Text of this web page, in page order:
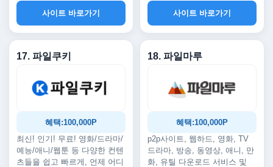
사이트 바로가기
사이트 바로가기
17. 파일쿠키
혜택:100,000P
최신! 인기! 무료! 영화/드라마/
예능/애니/웹툰 등 다양한 컨텐
츠들을 쉽고 빠르게, 언제 어디
18. 파일마루
혜택:100,000P
p2p사이트, 웹하드, 영화, TV
드라마, 방송, 동영상, 애니, 만
화, 유틸 다운로드 서비스 및